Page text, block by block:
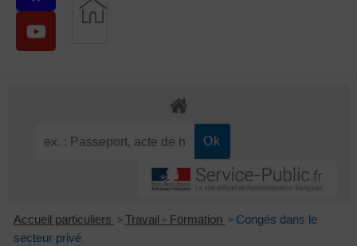
Accueil particuliers > Travail - Formation > Congés dans le
secteur privé